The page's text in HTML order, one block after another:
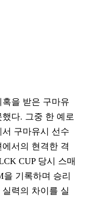
을 받은 구마유
다. 그중 한 예로
구마유시 선수
서의 현격한 격
CUP 당시 스매
기록하며 승리
력의 차이를 실